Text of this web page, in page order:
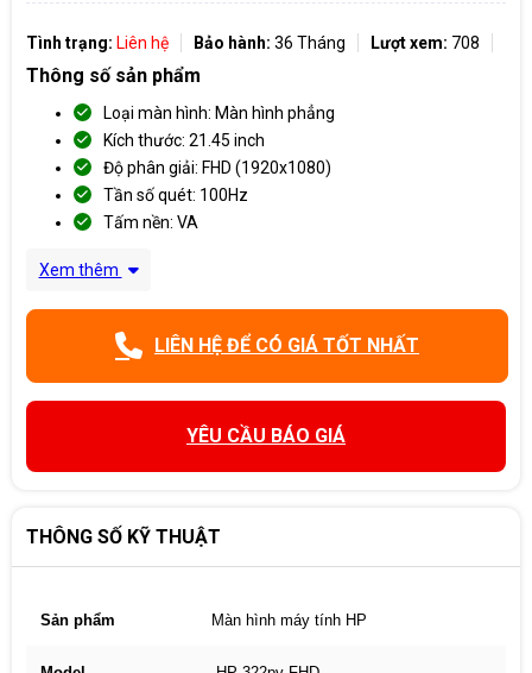
Tình trạng: Liên hệ Bảo hành: 36 Tháng Lượt xem: 708
Thông số sản phẩm
Loại màn hình: Màn hình phẳng
Kích thước: 21.45 inch
Độ phân giải: FHD (1920x1080)
Tần số quét: 100Hz
Tấm nền: VA
Xem thêm
LIÊN HỆ ĐỂ CÓ GIÁ TỐT NHẤT
YÊU CẦU BÁO GIÁ
THÔNG SỐ KỸ THUẬT
Sản phẩm Màn hình máy tính HP